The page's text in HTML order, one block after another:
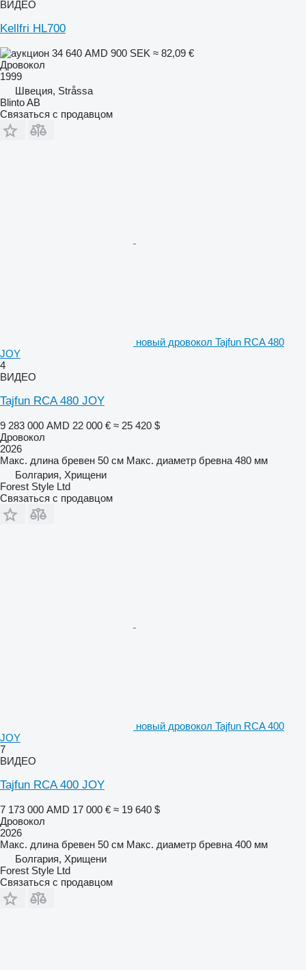
ВИДЕО
Kellfri HL700
34 640 AMD 900 SEK ≈ 82,09 €
Дровокол
1999
Швеция, Stråssa
Blinto AB
Связаться с продавцом
новый дровокол Tajfun RCA 480
JOY
4
ВИДЕО
Tajfun RCA 480 JOY
9 283 000 AMD 22 000 € ≈ 25 420 $
Дровокол
2026
Макс. длина бревен 50 см Макс. диаметр бревна 480 мм
Болгария, Хрищени
Forest Style Ltd
Связаться с продавцом
новый дровокол Tajfun RCA 400
JOY
7
ВИДЕО
Tajfun RCA 400 JOY
7 173 000 AMD 17 000 € ≈ 19 640 $
Дровокол
2026
Макс. длина бревен 50 см Макс. диаметр бревна 400 мм
Болгария, Хрищени
Forest Style Ltd
Связаться с продавцом